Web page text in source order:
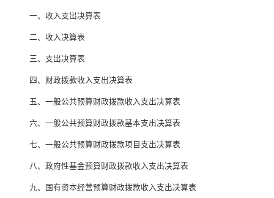
一、收入支出决算表
二、收入决算表
三、支出决算表
四、财政拨款收入支出决算表
五、一般公共预算财政拨款收入支出决算表
六、一般公共预算财政拨款基本支出决算表
七、一般公共预算财政拨款项目支出决算表
八、政府性基金预算财政拨款收入支出决算表
九、国有资本经营预算财政拨款收入支出决算表